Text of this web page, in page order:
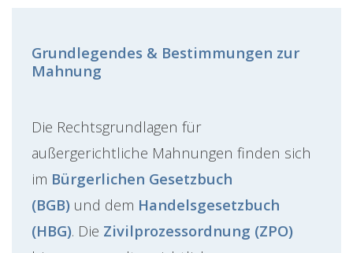
Grundlegendes & Bestimmungen zur
Mahnung
Die Rechtsgrundlagen für
außergerichtliche Mahnungen finden sich
im Bürgerlichen Gesetzbuch
(BGB) und dem Handelsgesetzbuch
(HBG). Die Zivilprozessordnung (ZPO)